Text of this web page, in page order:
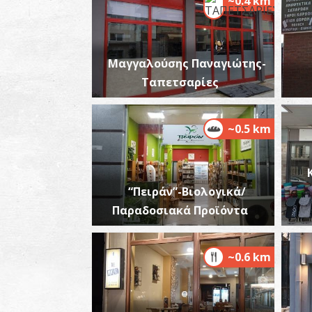
Μαγγαλούσης Παναγιώτης-
Ταπετσαρίες
~0.5 km
“Πειράν”-Βιολογικά/
Παραδοσιακά Προϊόντα
~0.6 km